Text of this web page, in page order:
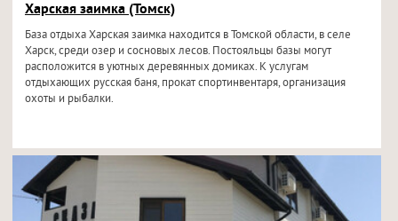
Харская заимка (Томск)
База отдыха Харская заимка находится в Томской области, в селе
Харск, среди озер и сосновых лесов. Постояльцы базы могут
расположится в уютных деревянных домиках. К услугам
отдыхающих русская баня, прокат спортинвентаря, организация
охоты и рыбалки.